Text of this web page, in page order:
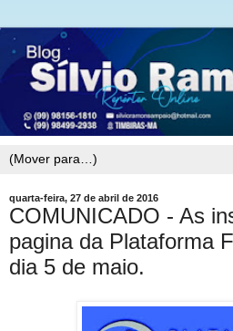
quarta-feira, 27 de abril de 2016
COMUNICADO - As
pagina da Plataforma
dia 5 de maio.